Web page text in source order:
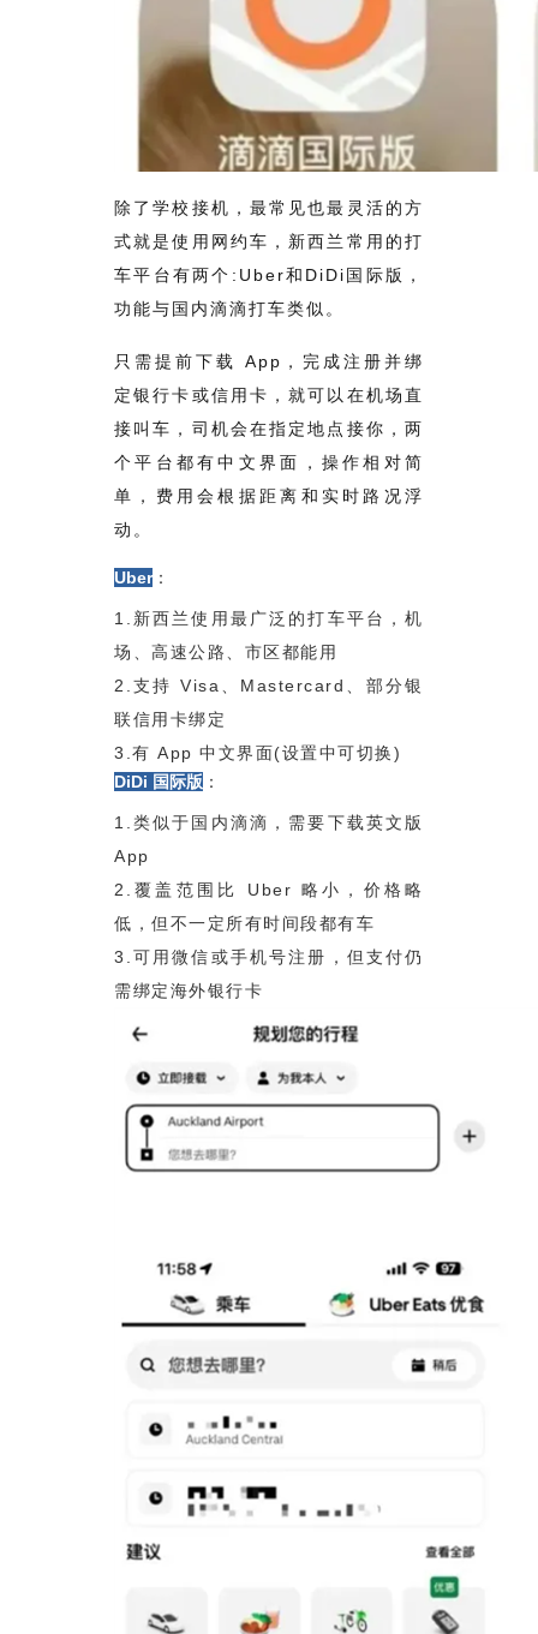
除了学校接机，最常见也最灵活的方
式就是使用网约车，新西兰常用的打
车平台有两个:Uber和DiDi国际版，
功能与国内滴滴打车类似。
只需提前下载 App，完成注册并绑
定银行卡或信用卡，就可以在机场直
接叫车，司机会在指定地点接你，两
个平台都有中文界面，操作相对简
单，费用会根据距离和实时路况浮
动。
Uber ：
1.新西兰使用最广泛的打车平台，机
场、高速公路、市区都能用
2.支持 Visa、Mastercard、部分银
联信用卡绑定
3.有 App 中文界面(设置中可切换)
DiDi 国际版 ：
1.类似于国内滴滴，需要下载英文版
App
2.覆盖范围比 Uber 略小，价格略
低，但不一定所有时间段都有车
3.可用微信或手机号注册，但支付仍
需绑定海外银行卡